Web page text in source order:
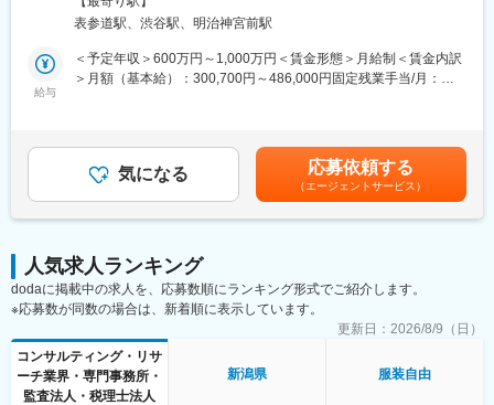
■メディア事業の成長推進
└ コンテンツカレンダーの設計・運用。PV・視聴数・会員獲得等
のKPI分析と改善提案。SNS・ニュースレター等の配信チャネル戦
※組織は約30名で、平均年齢は36歳です。
有名企業やスタートアップ、コンサルタントなど出身のユニーク
なメンバーで構成されています。
＜対象となる顧客＞
主には100億円未満の経営者で、地方の老舗企業や成長意欲の高
い企業の経営層
※現在はリモートワーク中心ですが、チームビルディングのため必
要に応じて出社を伴います
変更の範囲：会社の定める業務
当社に登録いただいている”プロフェッショナル（プロ人事）”と伴
走する形で企業課題の解決を行う、コンサルタント（MGR/パート
ナー）のポジションです。当社への”プロ人事”のご登録者数は
7000名を突破。支援企業も増加の一途を辿っています。
-顧客の経営 / 人事 / 現場など様々な関係者へヒアリングを行い、
事業推進上における課題を設定し、提案を行う
どを通じ、顧客接点を強化し課題をヒアリングします。そうした
日々の顧客接点から、クライアントの経営課題を特定し解決に向
けたコンサルティング提案書を作成・提案します。
様々な人事課題に対して、即戦力となるフリーランス/複業会社員/
顧問などのプロフェッショナルとともに、パートナーとして課題
解決を目指していくポジションです。
表参道駅、渋谷駅、明治神宮前駅
給与
＜予定年収＞600万円～1,000万円＜賃金形態＞月給制＜賃金内訳
＞月額（基本給）：300,700円～486,000円固定残業手当/月：
賞与・インセンティブ：それぞれ年2回支給※個人業績や会社業績
によって変動賃金はあくまでも目安の金額であり、選考を通じて
上下する可能性があります。月給(月額)は固定手当を含めた表記で
す。
気になる 応募依頼する
（エージェントサービス）
人気求人ランキング
dodaに掲載中の求人を、応募数順にランキング形式でご紹介します。
※応募数が同数の場合は、新着順に表示しています。
更新日： 2026/8/9（日）
コンサルティング・リサ
ーチ業界・専門事務所・
監査法人・税理士法人
新潟県 服装自由